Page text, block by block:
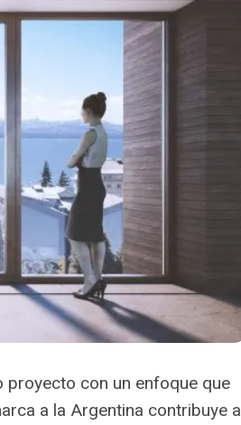
proyecto con un enfoque que
a la Argentina contribuye a